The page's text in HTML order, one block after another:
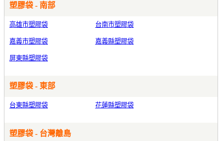
塑膠袋 - 南部
高雄市塑膠袋 台南市塑膠袋
嘉義市塑膠袋 嘉義縣塑膠袋
屏東縣塑膠袋
塑膠袋 - 東部
台東縣塑膠袋 花蓮縣塑膠袋
塑膠袋 - 台灣離島